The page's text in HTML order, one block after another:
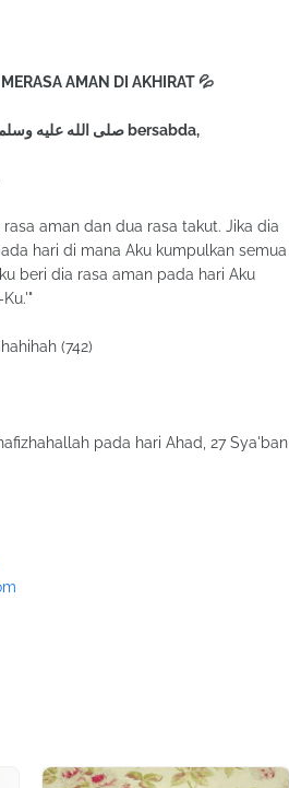
AMAN DI AKHIRAT 💦
💬 Dari Syaddad ibnu Aus رضي الله عنه, bahwa Rasulullah صلى الله عليه وسلم bersabda,
aman dan dua rasa takut. Jika dia
hari di mana Aku kumpulkan semua
beri dia rasa aman pada hari Aku
(742)
pada hari Ahad, 27 Sya'ban